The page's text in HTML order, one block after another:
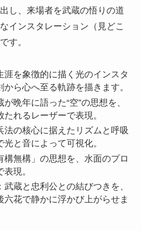
し、来場者を武蔵の悟りの道
インスタレーション（見どこ
す。
涯を象徴的に描く光のインスタ
から心へ至る軌跡を描きます。
が晩年に語った“空”の思想を、
れるレーザーで表現。
法の核心に据えたリズムと呼吸
光と音によって可視化。
構無構」の思想を、水面のプロ
現。
：武蔵と忠利公との結びつきを、
六花で静かに浮かび上がらせま